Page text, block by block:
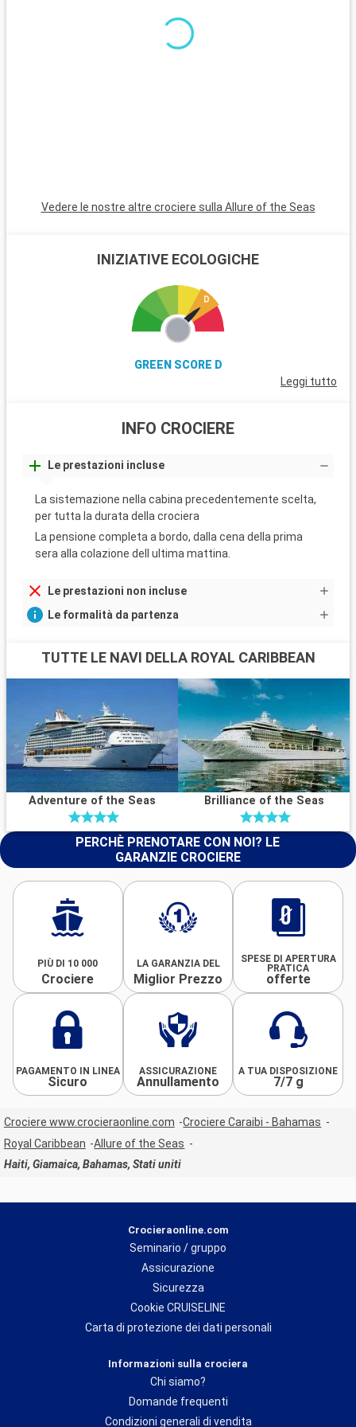
barriere coralline di Key Largo offrono un'esperienza
subacquea indimenticabile. Queste destinazioni nei dintorni di
Miami rivelano la bellezza naturale e la diversità culturale della
Vedere le nostre altre crociere sulla Allure of the Seas
INIZIATIVE ECOLOGICHE
GREEN SCORE D
Leggi tutto
INFO CROCIERE
Le prestazioni incluse
La sistemazione nella cabina precedentemente scelta,
per tutta la durata della crociera
La pensione completa a bordo, dalla cena della prima
sera alla colazione dell ultima mattina.
Le prestazioni non incluse
Le formalità da partenza
TUTTE LE NAVI DELLA ROYAL CARIBBEAN
Adventure of the Seas Brilliance of the Seas
PERCHÈ PRENOTARE CON NOI? LE
GARANZIE CROCIERE
PIÙ DI 10 000
Crociere
LA GARANZIA DEL
Miglior Prezzo
SPESE DI APERTURA
PRATICA
offerte
PAGAMENTO IN LINEA
Sicuro
ASSICURAZIONE
Annullamento
A TUA DISPOSIZIONE
7/7 g
Crociere www.crocieraonline.com
Crociere Caraibi - Bahamas
Royal Caribbean
Allure of the Seas
Haiti, Giamaica, Bahamas, Stati uniti
Crocieraonline.com
Seminario / gruppo
Assicurazione
Sicurezza
Cookie CRUISELINE
Carta di protezione dei dati personali
Informazioni sulla crociera
Chi siamo?
Domande frequenti
Condizioni generali di vendita